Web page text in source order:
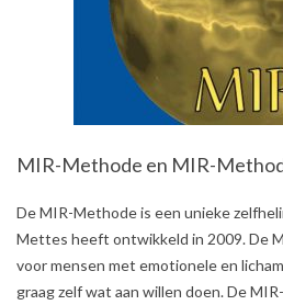
MIR-Methode en MIR-
2018-
04-
De MIR-Methode is een unieke
Mettes heeft ontwikkeld in 2009. De
voor mensen met emotionele en
graag zelf wat aan willen doen. De